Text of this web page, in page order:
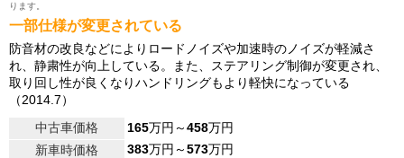
ります。
一部仕様が変更されている
防音材の改良などによりロードノイズや加速時のノイズが軽減さ
れ、静粛性が向上している。また、ステアリング制御が変更され、
取り回し性が良くなりハンドリングもより軽快になっている
（2014.7）
中古車価格
165万円～458万円
新車時価格
383万円～573万円